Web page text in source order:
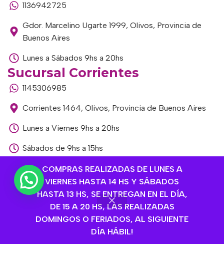
COMPRAS REALIZADAS DE LUNES A
VIERNES HASTA 14 HS Y SÁBADOS
HASTA 13 HS, SE ENTREGAN EN EL DÍA,
DE 15 A 20 HS, LAS REALIZADAS
DOMINGOS O FERIADOS, AL SIGUIENTE
DÍA HÁBIL!
1136942725
Gdor. Marcelino Ugarte 1999, Olivos, Provincia de
Buenos Aires
Lunes a Sábados 9hs a 20hs
Sucursal Corrientes
1145306985
Corrientes 1464, Olivos, Provincia de Buenos Aires
Lunes a Viernes 9hs a 20hs
Sábados de 9hs a 15hs
Sucursal Libertador
1168893524
Av. del Libertador 1915, Vte. López, Provincia de
Buenos Aires
Lunes a Viernes de 9hs a 13hs / 16hs a 20hs